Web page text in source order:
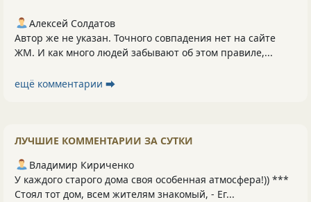
Алексей Солдатов
Автор же не указан. Точного совпадения нет на сайте
ЖМ. И как много людей забывают об этом правиле,...
ещё комментарии ⮕
ЛУЧШИЕ КОММЕНТАРИИ ЗА СУТКИ
Владимир Кириченко
У каждого старого дома своя особенная атмосфера!)) ***
Стоял тот дом, всем жителям знакомый, - Ег...